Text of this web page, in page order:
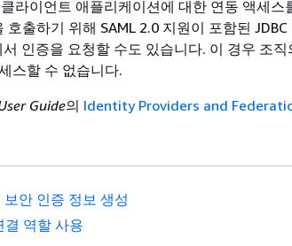
라이언트 애플리케이션에 대한 연동 액세스
출하기 위해 SAML 2.0 지원이 포함된
인증을 요청할 수도 있습니다. 이 경우 조
스할 수 없습니다.
Guide의 Identity Providers and
보안 인증 정보 생성
결 역할 사용